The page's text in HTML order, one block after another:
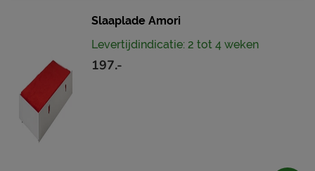
Slaaplade Amori
Levertijdindicatie: 2 tot 4 weken
197.-